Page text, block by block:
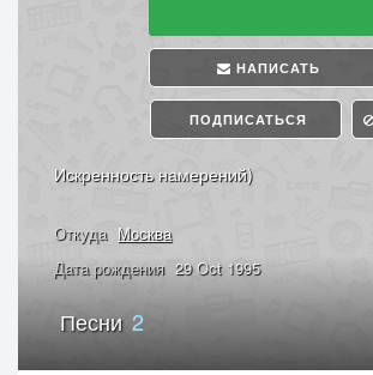
НАПИСАТЬ
ПОДПИСАТЬСЯ
Искренность намерений)
Откуда Москва
Дата рождения 29 Oct 1995
Песни 2